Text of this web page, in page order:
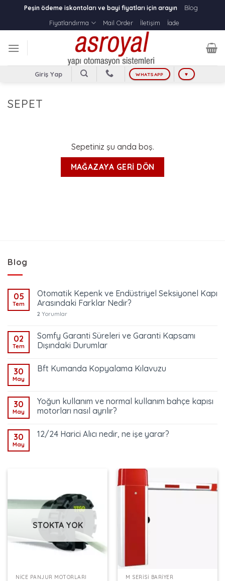
content
Peşin ödeme iskontoları ve bayi fiyatları için arayın
Blog
Fiyatlandırma
Mail Order İletişim İade
Giriş Yap WHATSAPP ♥
SEPET
Sepetiniz şu anda boş.
MAĞAZAYA GERI DÖN
Blog
05
Tem
Otomatik Kepenk ve Endüstriyel Seksiyonel Kapı
Arasındaki Farklar Nedir?
2 Yorumlar
02
Tem
Somfy Garanti Süreleri ve Garanti Kapsamı
Dışındaki Durumlar
30
May
Bft Kumanda Kopyalama Kılavuzu
30
May
Yoğun kullanım ve normal kullanım bahçe kapısı
motorları nasıl ayrılır?
30
May
12/24 Harici Alıcı nedir, ne işe yarar?
STOKTA YOK
NICE PANJUR MOTORLARI M SERISI BARIYER